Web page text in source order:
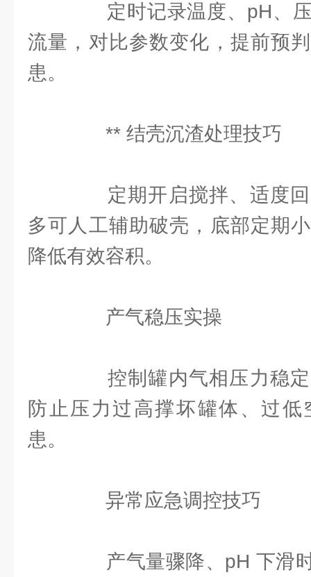
定时记录温度、pH、压
流量，对比参数变化，提前预
患。
** 结壳沉渣处理技巧
定期开启搅拌、适度回
多可人工辅助破壳，底部定期
降低有效容积。
产气稳压实操
控制罐内气相压力稳定
防止压力过高撑坏罐体、过
患。
异常应急调控技巧
产气量骤降、pH 下滑时